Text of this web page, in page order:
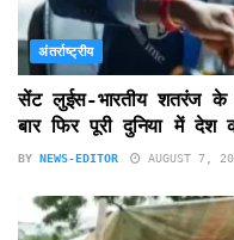
अंतर्राष्ट्रीय
सेंट लुईस-भारतीय शतरंज के
बार फिर पूरी दुनिया में देश
BY NEWS-EDITOR AUGUST 7,